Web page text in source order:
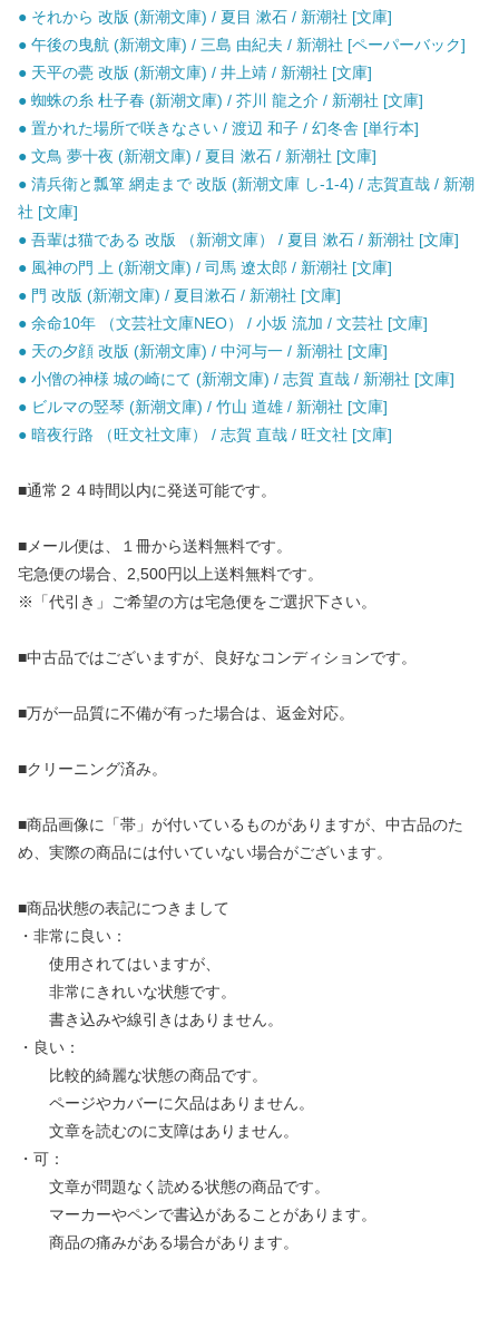
● それから 改版 (新潮文庫) / 夏目 漱石 / 新潮社 [文庫]
● 午後の曳航 (新潮文庫) / 三島 由紀夫 / 新潮社 [ペーパーバック]
● 天平の甍 改版 (新潮文庫) / 井上靖 / 新潮社 [文庫]
● 蜘蛛の糸 杜子春 (新潮文庫) / 芥川 龍之介 / 新潮社 [文庫]
● 置かれた場所で咲きなさい / 渡辺 和子 / 幻冬舎 [単行本]
● 文鳥 夢十夜 (新潮文庫) / 夏目 漱石 / 新潮社 [文庫]
● 清兵衛と瓢箪 網走まで 改版 (新潮文庫 し-1-4) / 志賀直哉 / 新潮
社 [文庫]
● 吾輩は猫である 改版 （新潮文庫） / 夏目 漱石 / 新潮社 [文庫]
● 風神の門 上 (新潮文庫) / 司馬 遼太郎 / 新潮社 [文庫]
● 門 改版 (新潮文庫) / 夏目漱石 / 新潮社 [文庫]
● 余命10年 （文芸社文庫NEO） / 小坂 流加 / 文芸社 [文庫]
● 天の夕顔 改版 (新潮文庫) / 中河与一 / 新潮社 [文庫]
● 小僧の神様 城の崎にて (新潮文庫) / 志賀 直哉 / 新潮社 [文庫]
● ビルマの竪琴 (新潮文庫) / 竹山 道雄 / 新潮社 [文庫]
● 暗夜行路 （旺文社文庫） / 志賀 直哉 / 旺文社 [文庫]
■通常２４時間以内に発送可能です。
■メール便は、１冊から送料無料です。
宅急便の場合、2,500円以上送料無料です。
※「代引き」ご希望の方は宅急便をご選択下さい。
■中古品ではございますが、良好なコンディションです。
■万が一品質に不備が有った場合は、返金対応。
■クリーニング済み。
■商品画像に「帯」が付いているものがありますが、中古品のた
め、実際の商品には付いていない場合がございます。
■商品状態の表記につきまして
・非常に良い：
使用されてはいますが、
非常にきれいな状態です。
書き込みや線引きはありません。
・良い：
比較的綺麗な状態の商品です。
ページやカバーに欠品はありません。
文章を読むのに支障はありません。
・可：
文章が問題なく読める状態の商品です。
マーカーやペンで書込があることがあります。
商品の痛みがある場合があります。